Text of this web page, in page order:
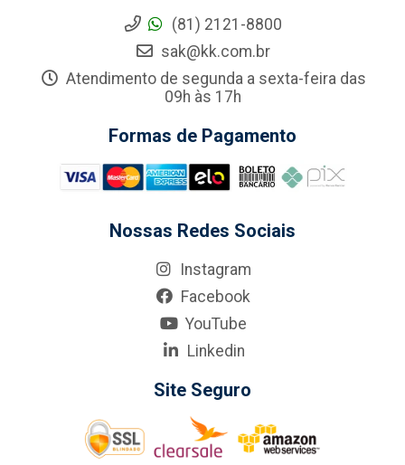
(81) 2121-8800
sak@kk.com.br
Atendimento de segunda a sexta-feira das
09h às 17h
Formas de Pagamento
Nossas Redes Sociais
Instagram
Facebook
YouTube
Linkedin
Site Seguro